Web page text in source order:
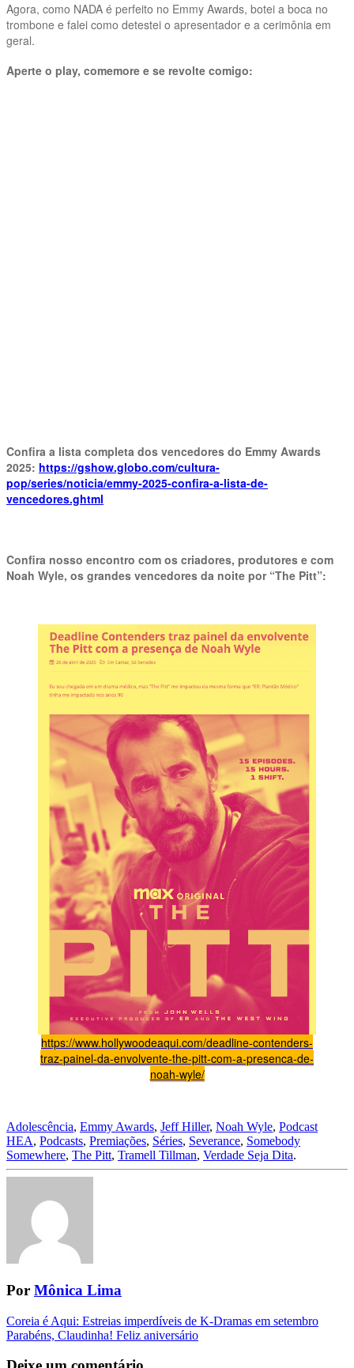
Agora, como NADA é perfeito no Emmy Awards, botei a boca no
trombone e falei como detestei o apresentador e a cerimônia em
geral.
Aperte o play, comemore e se revolte comigo:
Confira a lista completa dos vencedores do Emmy Awards
2025: https://gshow.globo.com/cultura-
pop/series/noticia/emmy-2025-confira-a-lista-de-
vencedores.ghtml
Confira nosso encontro com os criadores, produtores e com
Noah Wyle, os grandes vencedores da noite por “The Pitt”:
https://www.hollywoodeaqui.com/deadline-contenders-
traz-painel-da-envolvente-the-pitt-com-a-presenca-de-
noah-wyle/
Adolescência, Emmy Awards, Jeff Hiller, Noah Wyle, Podcast
HEA, Podcasts, Premiações, Séries, Severance, Somebody
Somewhere, The Pitt, Tramell Tillman, Verdade Seja Dita.
Por Mônica Lima
Navegação
da
Coreia é Aqui: Estreias imperdíveis de K-Dramas em setembro
Parabéns, Claudinha! Feliz aniversário